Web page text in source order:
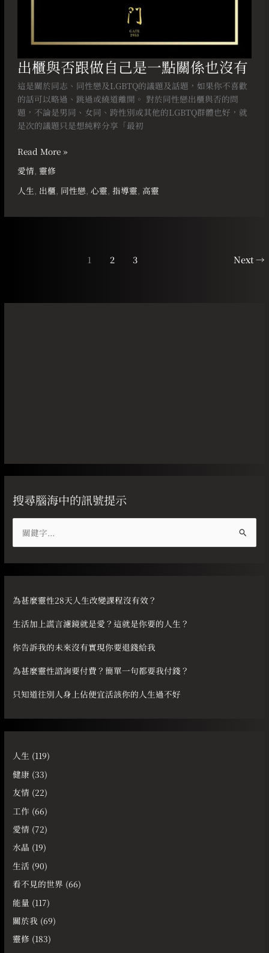
出櫃與否跟做自己是一點關係也沒有
這是關於同志、同性戀及LGBTQ的議題及話題，如果你不喜歡
的話可以略過、跳過或繞道離開。 對於同性戀出櫃與否的問
題，不論是男同、女同、跨性別或其他的LGBTQ群體也好，就
是次的議題只是想純粹分享「最初
Read More »
愛情,靈修
人生, 出櫃, 同性戀,心靈,指導靈, 高靈
1 2 3 Next→
搜尋腦海中的訊號提示
尋
關
字
為甚麼靈性28天人生改變課程沒有效？
生活加上謊言濾鏡就是愛？這就是你要的人生？
你告訴我的未來沒有實現你要退錢給我
為甚麼靈性諮詢要付費？簡單一句都要我付錢？
只知道往別人身上佔便宜活該你的人生過不好
人生 (119)
健康 (33)
友情 (22)
工作 (66)
愛情 (72)
水晶 (19)
生活 (90)
看不見的世界 (66)
能量 (117)
關於我 (69)
靈修 (183)